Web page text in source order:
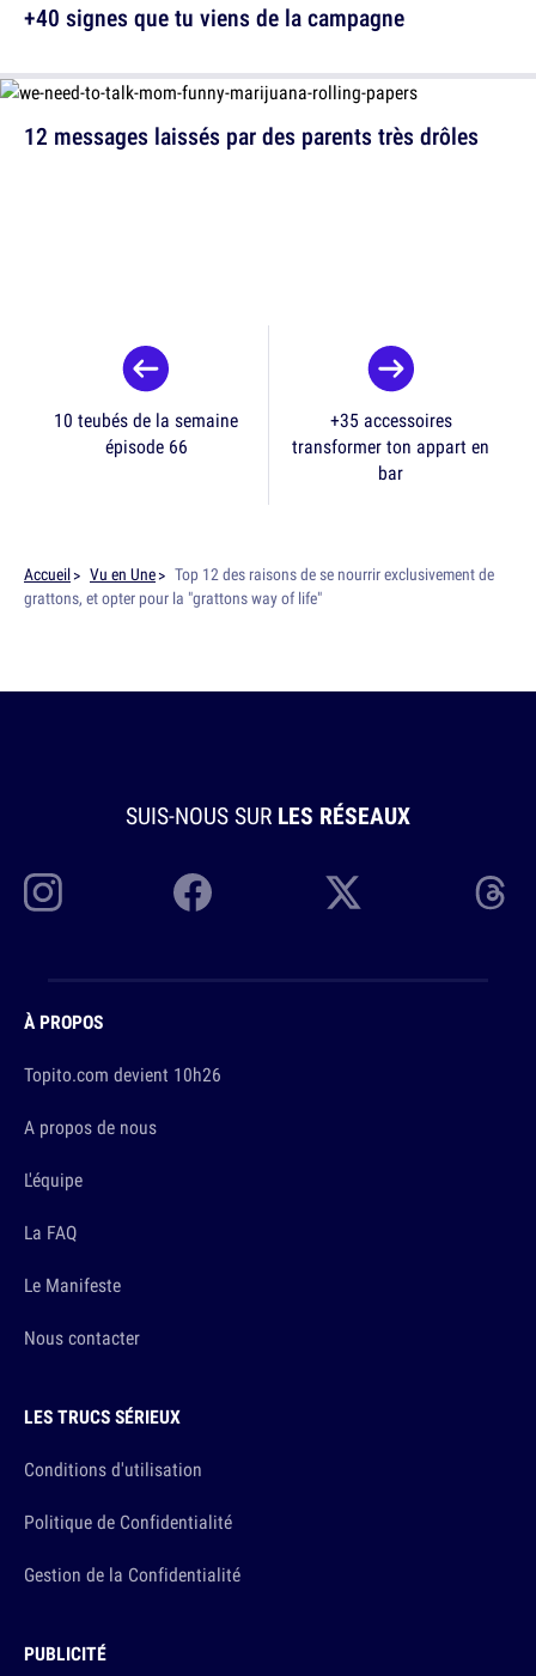
12 messages laissés par des parents très drôles
+40 signes que tu viens de la campagne
10 teubés de la semaine
épisode 66
+35 accessoires
transformer ton appart en
bar
Accueil Vu en Une
Top 12 des raisons de se nourrir exclusivement de
grattons, et opter pour la "grattons way of life"
SUIS-NOUS SUR LES RÉSEAUX
À PROPOS
Topito.com devient 10h26
A propos de nous
L'équipe
La FAQ
Le Manifeste
Nous contacter
LES TRUCS SÉRIEUX
Conditions d'utilisation
Politique de Confidentialité
Gestion de la Confidentialité
PUBLICITÉ